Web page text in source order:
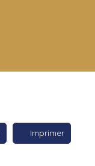
Imprimer